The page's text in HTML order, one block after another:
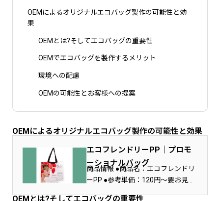
OEMによるオリジナルエコバッグ製作の可能性と効
果
OEMとは?そしてエコバッグの重要性
OEMでエコバッグを製作するメリット
環境への配慮
OEMの可能性とお客様への提案
OEMによるオリジナルエコバッグ製作の可能性と効果
エコフレンドリーPP｜プロモ
ーショナルバッグ
商品情報 ●商品名：エコフレンドリ
ーPP ●参考単価：120円～要お見積
OEMとは?そしてエコバッグの重要性